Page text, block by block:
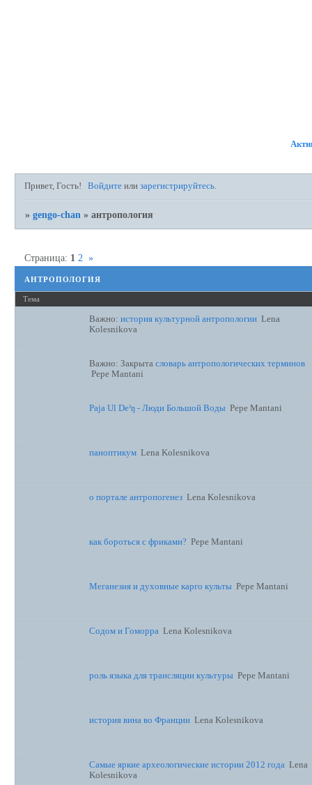
Привет, Гость! Войдите илизарегистрируйтесь.
»gengo-chan »антропология
антропология
Страница: 1 2 »
Тема
Важно: история культурной антропологии Lena
Kolesnikova
Важно: Закрыта словарь антропологических терминов
Pepe Mantani
Paja Ul Deˀŋ - Люди Большой Воды Pepe Mantani
паноптикум Lena Kolesnikova
о портале антропогенез Lena Kolesnikova
как бороться с фриками? Pepe Mantani
Меганезия и духовные карго культы Pepe Mantani
Содом и Гоморра Lena Kolesnikova
роль языка для трансляции культуры Pepe Mantani
история вина во Франции Lena Kolesnikova
Самые яркие археологические истории 2012 года Lena
Kolesnikova